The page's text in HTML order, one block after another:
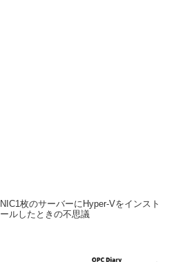
NIC1枚のサーバーにHyper-Vをインスト
ールしたときの不思議